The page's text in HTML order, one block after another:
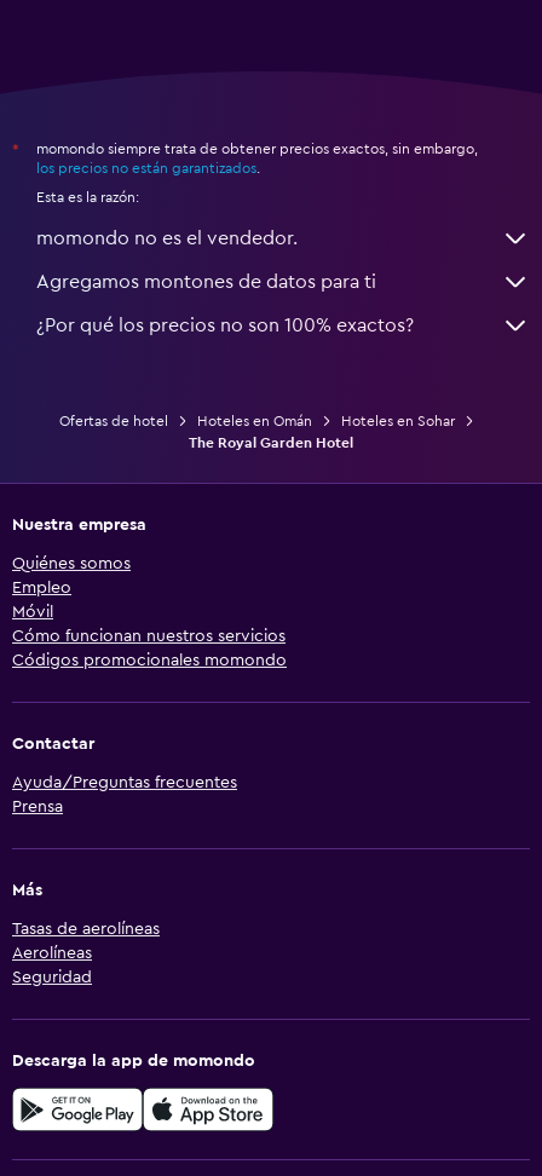
*
momondo siempre trata de obtener precios exactos, sin embargo,
los precios no están garantizados
Esta es la razón:
momondo no es el vendedor.
Agregamos montones de datos para ti
¿Por qué los precios no son 100% exactos?
Ofertas de hotel Hoteles en Omán
Hoteles en Sohar
The Royal Garden Hotel
Nuestra empresa
Quiénes somos
Empleo
Móvil
Cómo funcionan nuestros servicios
Códigos promocionales momondo
Contactar
Ayuda/Preguntas frecuentes
Prensa
Más
Tasas de aerolíneas
Aerolíneas
Seguridad
Descarga la app de momondo